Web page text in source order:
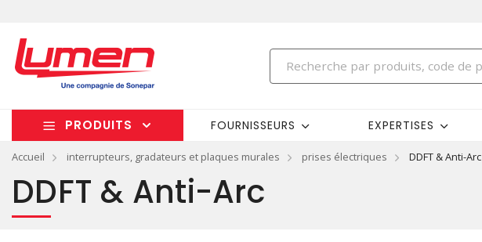
PRODUITS FOURNISSEURS EXPERTISES
Accueil interrupteurs, gradateurs et plaques murales prises électriques DDFT & Anti-Arc
DDFT & Anti-Arc